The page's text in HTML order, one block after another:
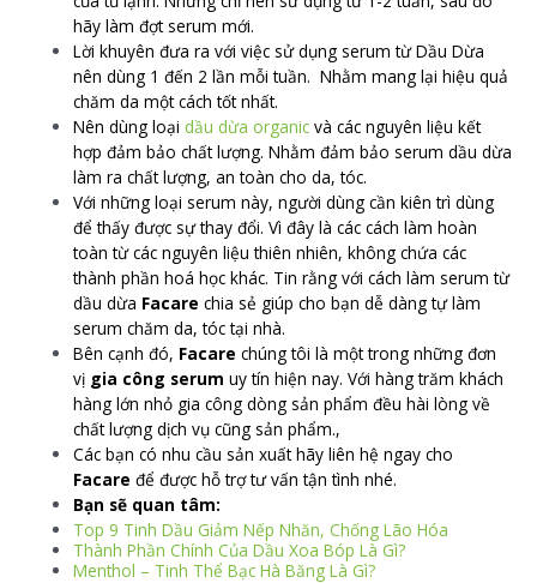
hãy làm đợt serum mới.
Lời khuyên đưa ra với việc sử dụng serum từ Dầu Dừa
nên dùng 1 đến 2 lần mỗi tuần. Nhằm mang lại hiệu quả
chăm da một cách tốt nhất.
Nên dùng loại dầu dừa organic và các nguyên liệu kết
hợp đảm bảo chất lượng. Nhằm đảm bảo serum dầu dừa
làm ra chất lượng, an toàn cho da, tóc.
Với những loại serum này, người dùng cần kiên trì dùng
để thấy được sự thay đổi. Vì đây là các cách làm hoàn
toàn từ các nguyên liệu thiên nhiên, không chứa các
thành phần hoá học khác. Tin rằng với cách làm serum từ
dầu dừa Facare chia sẻ giúp cho bạn dễ dàng tự làm
serum chăm da, tóc tại nhà.
Bên cạnh đó, Facare chúng tôi là một trong những đơn
vị gia công serum uy tín hiện nay. Với hàng trăm khách
hàng lớn nhỏ gia công dòng sản phẩm đều hài lòng về
chất lượng dịch vụ cũng sản phẩm.,
Các bạn có nhu cầu sản xuất hãy liên hệ ngay cho
Facare để được hỗ trợ tư vấn tận tình nhé.
Bạn sẽ quan tâm:
Top 9 Tinh Dầu Giảm Nếp Nhăn, Chống Lão Hóa
Thành Phần Chính Của Dầu Xoa Bóp Là Gì?
Menthol – Tinh Thể Bạc Hà Băng Là Gì?